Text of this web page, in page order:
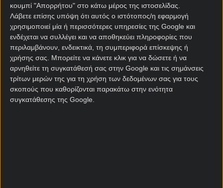
κουμπί "Απορρήτου" στο κάτω μέρος της ιστοσελίδας.
Λάβετε επίσης υπόψη ότι αυτός ο ιστότοπος/η εφαρμογή
χρησιμοποιεί μία ή περισσότερες υπηρεσίες της Google και
ενδέχεται να συλλέγει και να αποθηκεύει πληροφορίες που
περιλαμβάνουν, ενδεικτικά, τη συμπεριφορά επίσκεψης ή
χρήσης σας. Μπορείτε να κάνετε κλικ για να δώσετε ή να
αρνηθείτε τη συγκατάθεσή σας στην Google και τις σημάνσεις
τρίτων μερών της για τη χρήση των δεδομένων σας για τους
σκοπούς που καθορίζονται παρακάτω στην ενότητα
συγκατάθεσης της Google.
Για τον Άρη, το πρώτο μισό της τρέχουσας
αγωνιστικής περιόδου, δεν πήγε καλά. Μετά από ένα
ολικό «rebuild» στις τάξεις της ομάδας, οι
καινούριοι δεν τα έχουν βρει ακόμη μεταξύ τους,
με τον Μανόλο Χιμένεθ να προσπαθεί να σώσει την
κατάσταση, βγάζοντας τους Θεσσαλονικείς στην
Ευρώπη. Έχει 22 βαθμούς στην έβδομη θέση και
ακόμη και το εισιτήριο της πέμπτης, που οδηγεί στο
Κόνφερενς, φαίνεται άθλος, εξαιτίας του